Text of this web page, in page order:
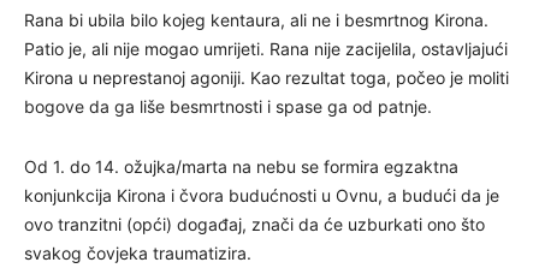
Rana bi ubila bilo kojeg kentaura, ali ne i besmrtnog Kirona.
Patio je, ali nije mogao umrijeti. Rana nije zacijelila, ostavljajući
Kirona u neprestanoj agoniji. Kao rezultat toga, počeo je moliti
bogove da ga liše besmrtnosti i spase ga od patnje.
Od 1. do 14. ožujka/marta na nebu se formira egzaktna
konjunkcija Kirona i čvora budućnosti u Ovnu, a budući da je
ovo tranzitni (opći) događaj, znači da će uzburkati ono što
svakog čovjeka traumatizira.